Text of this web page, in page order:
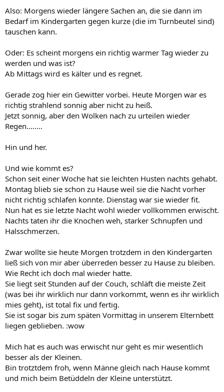
Also: Morgens wieder längere Sachen an, die sie dann im
Bedarf im Kindergarten gegen kurze (die im Turnbeutel sind)
tauschen kann.
Oder: Es scheint morgens ein richtig warmer Tag wieder zu
werden und was ist?
Ab Mittags wird es kälter und es regnet.
Gerade zog hier ein Gewitter vorbei. Heute Morgen war es
richtig strahlend sonnig aber nicht zu heiß.
Jetzt sonnig, aber den Wolken nach zu urteilen wieder
Regen........
Hin und her.
Und wie kommt es?
Schon seit einer Woche hat sie leichten Husten nachts gehabt.
Montag blieb sie schon zu Hause weil sie die Nacht vorher
nicht richtig schlafen konnte. Dienstag war sie wieder fit.
Nun hat es sie letzte Nacht wohl wieder vollkommen erwischt.
Nachts taten ihr die Knochen weh, starker Schnupfen und
Halsschmerzen.
Zwar wollte sie heute Morgen trotzdem in den Kindergarten
ließ sich von mir aber überreden besser zu Hause zu bleiben.
Wie Recht ich doch mal wieder hatte.
Sie liegt seit Stunden auf der Couch, schläft die meiste Zeit
(was bei ihr wirklich nur dann vorkommt, wenn es ihr wirklich
mies geht), ist total fix und fertig.
Sie ist sogar bis zum späten Vormittag in unserem Elternbett
liegen geblieben. :wow
Mich hat es auch was erwischt nur geht es mir wesentlich
besser als der Kleinen.
Bin trotztdem froh, wenn Männe gleich nach Hause kommt
und mich beim Betüddeln der Kleine unterstützt.